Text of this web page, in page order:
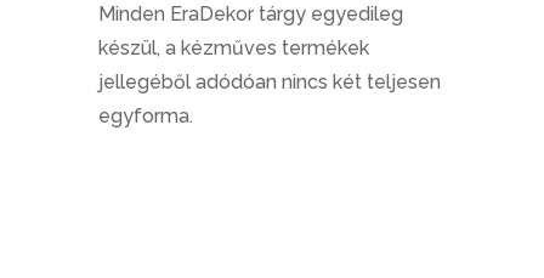
Minden EraDekor tárgy egyedileg
készül, a kézműves termékek
jellegéből adódóan nincs két teljesen
egyforma.